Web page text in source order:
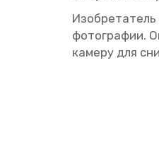
фо­то­гра­фии.
ка­ме­ру для